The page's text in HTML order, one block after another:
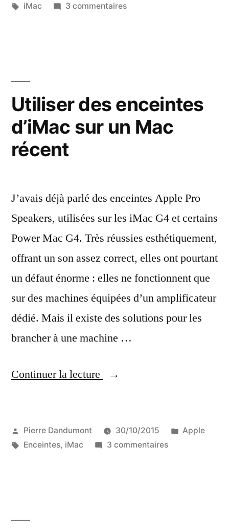
par
Étiquettes :
iMac 3 commentairessur
Utiliser des enceintes
d’iMac sur un Mac
récent
J’avais déjà parlé des enceintes Apple Pro
Speakers, utilisées sur les iMac G4 et certains
Power Mac G4. Très réussies esthétiquement,
offrant un son assez correct, elles ont pourtant
un défaut énorme : elles ne fonctionnent que
sur des machines équipées d’un amplificateur
dédié. Mais il existe des solutions pour les
brancher à une machine …
Continuer la lecture
« Utiliser
d’iMac
Publié
par
Pierre Dandumont 30/10/2015
Publié
Apple
Étiquettes :
Enceintes, iMac 3 commentairessur